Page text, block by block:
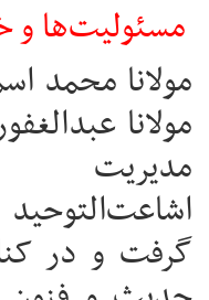
مسئوليت‌ها
مولانا محمد
مولانا
مديريت
گرفت و در